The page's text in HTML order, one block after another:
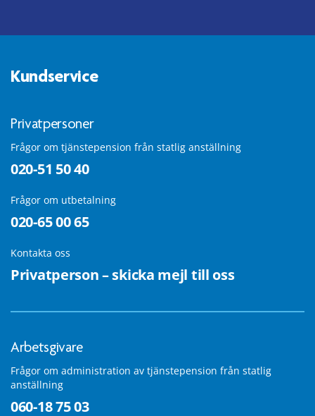
Kundservice
Privatpersoner
Frågor om tjänstepension från statlig anställning
020-51 50 40
Frågor om utbetalning
020-65 00 65
Kontakta oss
Privatperson – skicka mejl till oss
Arbetsgivare
Frågor om administration av tjänstepension från statlig
anställning
060-18 75 03